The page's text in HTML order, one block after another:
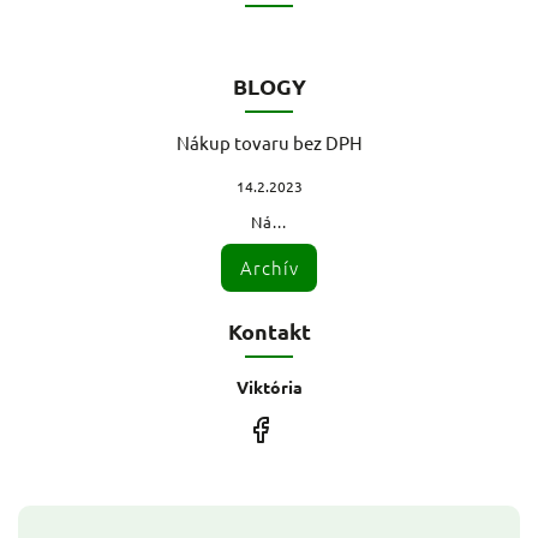
BLOGY
Nákup tovaru bez DPH
14.2.2023
Ná...
Archív
Kontakt
Viktória